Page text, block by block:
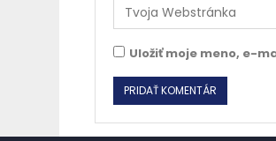
Uložiť moje meno, e-